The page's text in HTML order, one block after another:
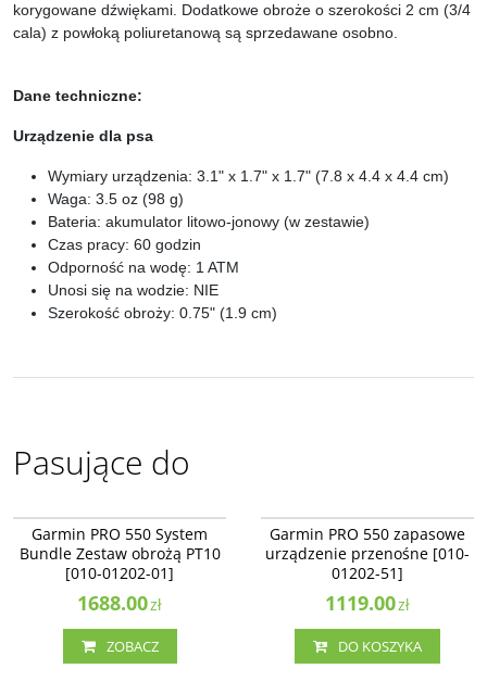
korygowane dźwiękami. Dodatkowe obroże o szerokości 2 cm (3/4
cala) z powłoką poliuretanową są sprzedawane osobno.
Dane techniczne:
Urządzenie dla psa
Wymiary urządzenia: 3.1" x 1.7" x 1.7" (7.8 x 4.4 x 4.4 cm)
Waga: 3.5 oz (98 g)
Bateria: akumulator litowo-jonowy (w zestawie)
Czas pracy: 60 godzin
Odporność na wodę: 1 ATM
Unosi się na wodzie: NIE
Szerokość obroży: 0.75" (1.9 cm)
Pasujące do
Garmin PRO 550 System
Bundle Zestaw obrożą PT10
[010-01202-01]
1688.00zł
ZOBACZ
Garmin PRO 550 zapasowe
urządzenie przenośne [010-
01202-51]
1119.00zł
DO KOSZYKA